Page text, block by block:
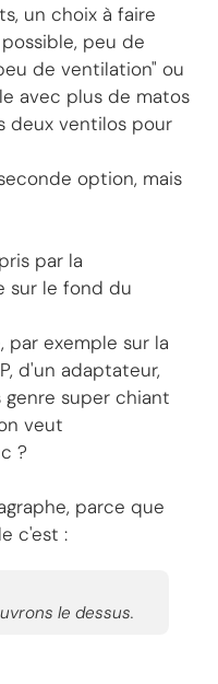
un choix à faire
peu de
de ventilation" ou
avec plus de matos
deux ventilos pour
option, mais
par la
sur le fond du
par exemple sur la
d'un adaptateur,
super chiant
veut
?
parce que
c'est :
le dessus.